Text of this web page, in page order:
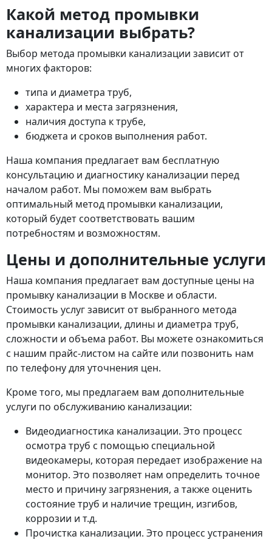
Какой метод промывки
канализации выбрать?
Выбор метода промывки канализации зависит от
многих факторов:
типа и диаметра труб,
характера и места загрязнения,
наличия доступа к трубе,
бюджета и сроков выполнения работ.
Наша компания предлагает вам бесплатную
консультацию и диагностику канализации перед
началом работ. Мы поможем вам выбрать
оптимальный метод промывки канализации,
который будет соответствовать вашим
потребностям и возможностям.
Цены и дополнительные услуги
Наша компания предлагает вам доступные цены на
промывку канализации в Москве и области.
Стоимость услуг зависит от выбранного метода
промывки канализации, длины и диаметра труб,
сложности и объема работ. Вы можете ознакомиться
с нашим прайс-листом на сайте или позвонить нам
по телефону для уточнения цен.
Кроме того, мы предлагаем вам дополнительные
услуги по обслуживанию канализации:
Видеодиагностика канализации. Это процесс
осмотра труб с помощью специальной
видеокамеры, которая передает изображение на
монитор. Это позволяет нам определить точное
место и причину загрязнения, а также оценить
состояние труб и наличие трещин, изгибов,
коррозии и т.д.
Прочистка канализации. Это процесс устранения